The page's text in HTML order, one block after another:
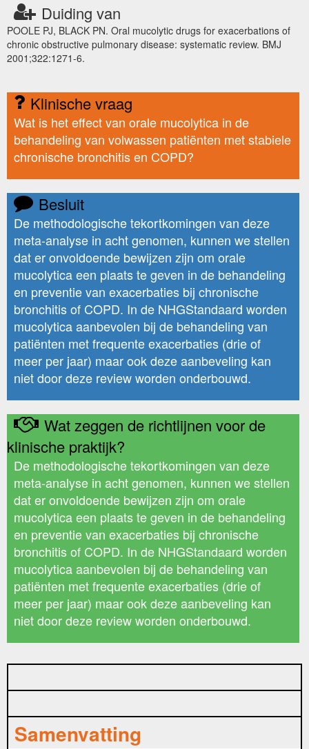
Duiding van
POOLE PJ, BLACK PN. Oral mucolytic drugs for exacerbations of
chronic obstructive pulmonary disease: systematic review. BMJ
2001;322:1271-6.
Klinische vraag
Wat is het effect van orale mucolytica in de
behandeling van volwassen patiënten met stabiele
chronische bronchitis en COPD?
Besluit
De methodologische tekortkomingen van deze
meta-analyse in acht genomen, kunnen we stellen
dat er onvoldoende bewijzen zijn om orale
mucolytica een plaats te geven in de behandeling
en preventie van exacerbaties bij chronische
bronchitis of COPD. In de NHGStandaard worden
mucolytica aanbevolen bij de behandeling van
patiënten met frequente exacerbaties (drie of
meer per jaar) maar ook deze aanbeveling kan
niet door deze review worden onderbouwd.
Wat zeggen de richtlijnen voor de
klinische praktijk?
De methodologische tekortkomingen van deze
meta-analyse in acht genomen, kunnen we stellen
dat er onvoldoende bewijzen zijn om orale
mucolytica een plaats te geven in de behandeling
en preventie van exacerbaties bij chronische
bronchitis of COPD. In de NHGStandaard worden
mucolytica aanbevolen bij de behandeling van
patiënten met frequente exacerbaties (drie of
meer per jaar) maar ook deze aanbeveling kan
niet door deze review worden onderbouwd.
Samenvatting